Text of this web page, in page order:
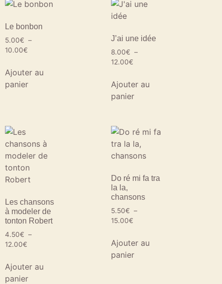
Le bonbon
5.00€ –
10.00€
Ajouter au
panier
J’ai une idée
8.00€ –
12.00€
Ajouter au
panier
Les chansons
à modeler de
tonton Robert
4.50€ –
12.00€
Ajouter au
panier
Do ré mi fa tra
la la,
chansons
5.50€ –
15.00€
Ajouter au
panier